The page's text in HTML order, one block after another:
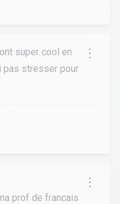
super cool en
pas stresser pour
prof de francais